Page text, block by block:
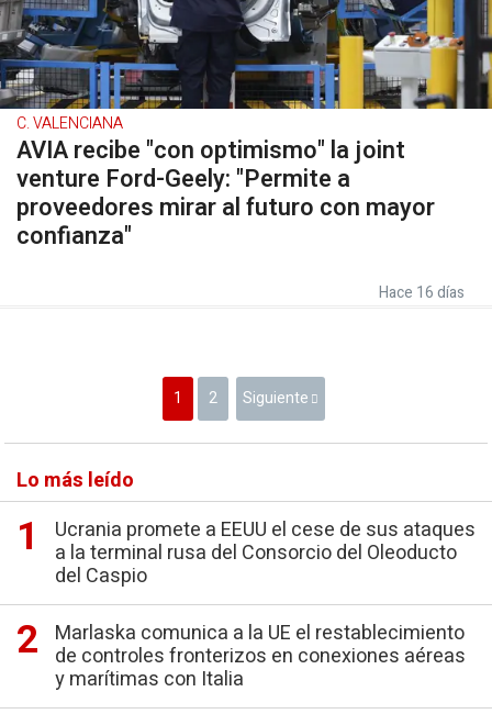
C. VALENCIANA
AVIA recibe "con optimismo" la joint
venture Ford-Geely: "Permite a
proveedores mirar al futuro con mayor
confianza"
Hace 16 días
1 2 Siguiente
Lo más leído
Ucrania promete a EEUU el cese de sus ataques
a la terminal rusa del Consorcio del Oleoducto
del Caspio
Marlaska comunica a la UE el restablecimiento
de controles fronterizos en conexiones aéreas
y marítimas con Italia